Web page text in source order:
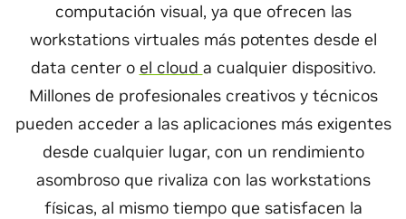
computación visual, ya que ofrecen las
workstations virtuales más potentes desde el
data center o el cloud a cualquier dispositivo.
Millones de profesionales creativos y técnicos
pueden acceder a las aplicaciones más exigentes
desde cualquier lugar, con un rendimiento
asombroso que rivaliza con las workstations
físicas, al mismo tiempo que satisfacen la